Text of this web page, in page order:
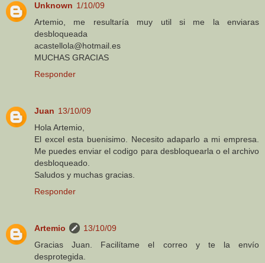
Unknown 1/10/09
Artemio, me resultaría muy util si me la enviaras
desbloqueada
acastellola@hotmail.es
MUCHAS GRACIAS
Responder
Juan 13/10/09
Hola Artemio,
El excel esta buenisimo. Necesito adaparlo a mi empresa.
Me puedes enviar el codigo para desbloquearla o el archivo
desbloqueado.
Saludos y muchas gracias.
Responder
Artemio
13/10/09
Gracias Juan. Facilítame el correo y te la envío
desprotegida.